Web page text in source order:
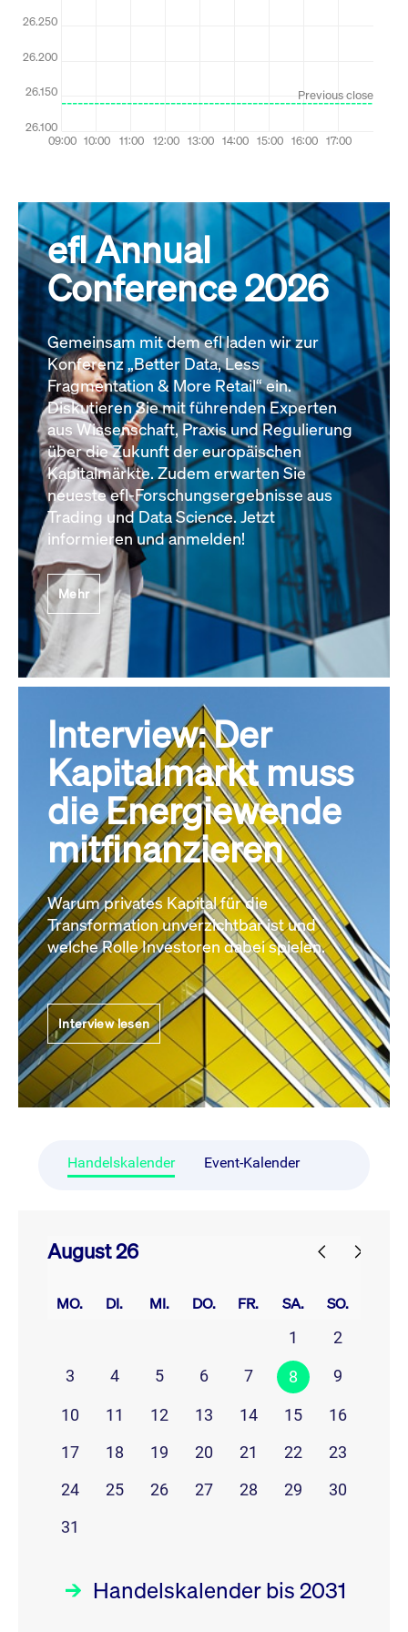
efl Annual
Conference 2026
Gemeinsam mit dem efl laden wir zur
Konferenz „Better Data, Less
Fragmentation & More Retail“ ein.
Diskutieren Sie mit führenden Experten
aus Wissenschaft, Praxis und Regulierung
über die Zukunft der europäischen
Kapitalmärkte. Zudem erwarten Sie
neueste efl-Forschungsergebnisse aus
Trading und Data Science. Jetzt
informieren und anmelden!
Mehr
Interview: Der
Kapitalmarkt muss
die Energiewende
mitfinanzieren
Warum privates Kapital für die
Transformation unverzichtbar ist und
welche Rolle Investoren dabei spielen.
Interview lesen
Handelskalender Event-Kalender
August 26
MO. DI. MI. DO. FR. SA. SO.
1
2
3
4 5 6 7 8 9
10 11 12 13 14 15
16
17
18 19 20 21 22
23
24
25 26 27 28 29
30
31
Handelskalender bis 2031